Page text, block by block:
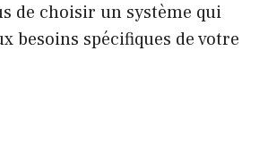
de choisir un système qui
besoins spécifiques de votre